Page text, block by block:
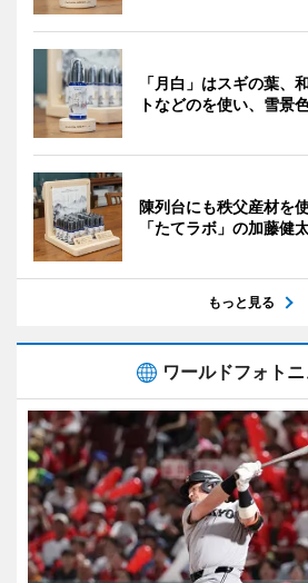
「月白」はスギの葉、
トなどのを使い、雪景
陳列台にも秩父産材を
「たてラボ」の加藤健
もっと見る
ワールドフォト